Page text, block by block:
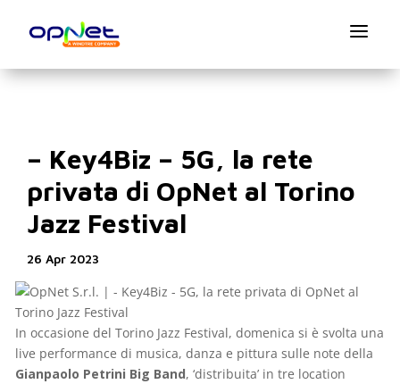
a
– Key4Biz – 5G, la rete
privata di OpNet al Torino
Jazz Festival
26 Apr 2023
In occasione del Torino Jazz Festival, domenica si è svolta una
live performance di musica, danza e pittura sulle note della
Gianpaolo Petrini Big Band, ‘distribuita’ in tre location